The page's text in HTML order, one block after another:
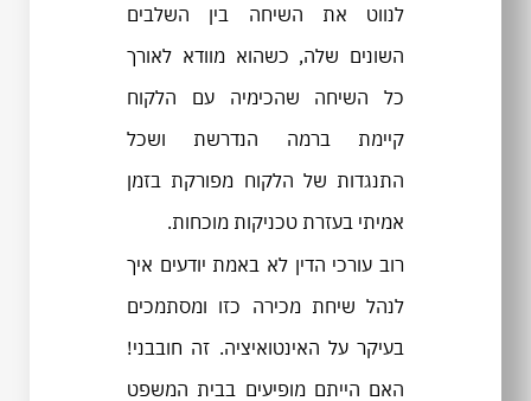
לנווט את השיחה בין השלבים
השונים שלה, כשהוא מוודא לאורך
כל השיחה שהכימיה עם הלקוח
קיימת ברמה הנדרשת ושכל
התנגדות של הלקוח מפורקת בזמן
אמיתי בעזרת טכניקות מוכחות.
רוב עורכי הדין לא באמת יודעים איך
לנהל שיחת מכירה כזו ומסתמכים
בעיקר על האינטואיציה. זה חובבני!
האם הייתם מופיעים בבית המשפט